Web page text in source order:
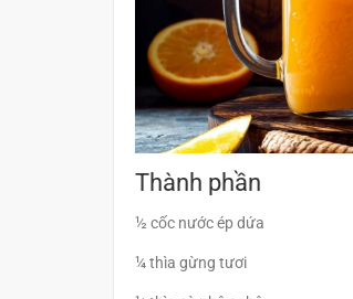
Thành phần
½ cốc nước ép dứa
¼ thìa gừng tươi